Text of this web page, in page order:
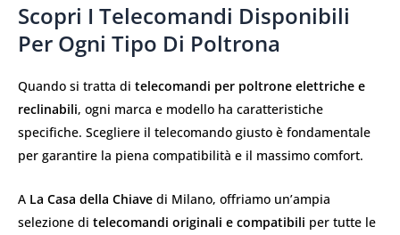
Scopri I Telecomandi Disponibili
Per Ogni Tipo Di Poltrona
Quando si tratta di telecomandi per poltrone elettriche e
reclinabili, ogni marca e modello ha caratteristiche
specifiche. Scegliere il telecomando giusto è fondamentale
per garantire la piena compatibilità e il massimo comfort.
A La Casa della Chiave di Milano, offriamo un’ampia
selezione di telecomandi originali e compatibili per tutte le